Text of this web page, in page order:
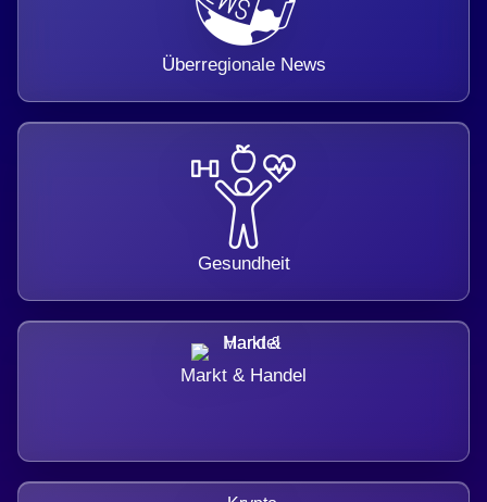
Überregionale News
Gesundheit
Markt & Handel